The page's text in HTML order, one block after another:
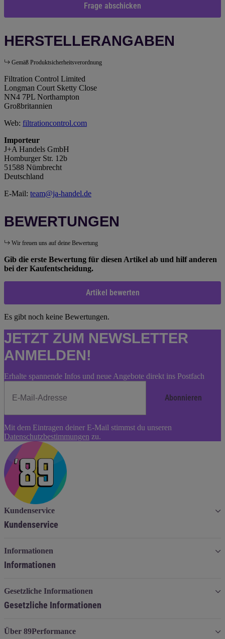
Frage abschicken
HERSTELLERANGABEN
Gemäß Produktsicherheitsverordnung
Filtration Control Limited
Longman Court Sketty Close
NN4 7PL Northampton
Großbritannien
Web: filtrationcontrol.com
Importeur
J+A Handels GmbH
Homburger Str. 12b
51588 Nümbrecht
Deutschland
E-Mail: team@ja-handel.de
BEWERTUNGEN
Wir freuen uns auf deine Bewertung
Gib die erste Bewertung für diesen Artikel ab und hilf anderen
bei der Kaufentscheidung.
Artikel bewerten
Es gibt noch keine Bewertungen.
JETZT ZUM NEWSLETTER
ANMELDEN!
Erhalte spannende Infos und neue Angebote direkt ins Postfach
Abonnieren
Abonnieren
Mit dem Eintragen deiner E-Mail stimmst du unseren
Datenschutzbestimmungen zu.
Kundenservice
Kundenservice
Informationen
Informationen
Gesetzliche Informationen
Gesetzliche Informationen
Über 89Performance